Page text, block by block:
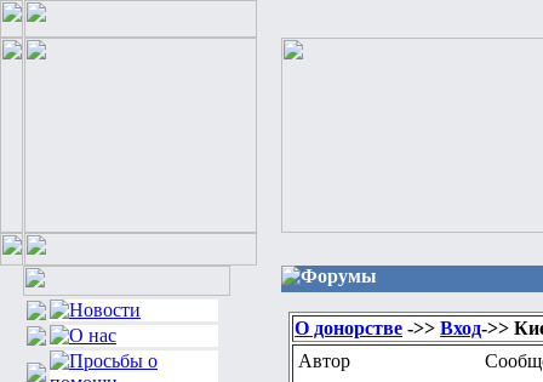
Форумы
О донорстве ->> Вход->>
Автор